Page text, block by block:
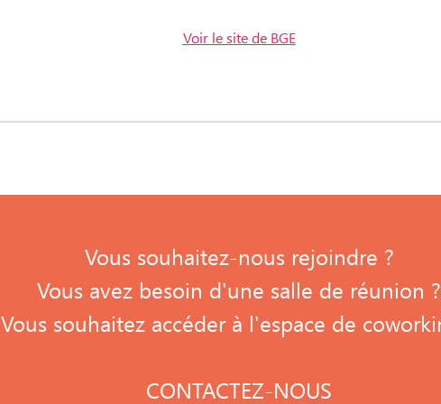
Voir le site de BGE
Vous souhaitez-nous rejoindre ?
Vous avez besoin d'une salle de réunion ?
Vous souhaitez accéder à l'espace de
CONTACTEZ-NOUS